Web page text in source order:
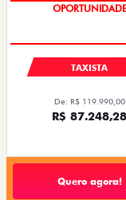
PREÇOS
TAXISTA
De: R$ 119.990,00
R$ 87.248,28
Quero agora!